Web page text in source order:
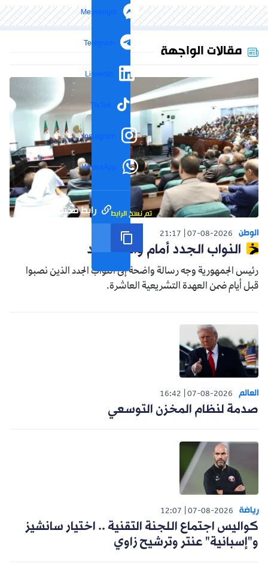
Messenger
Telegram
LinkedIn
TikTok
Instagram
WhatsApp
رابط مختصر تم نسخ الرابط
مقالات الواجهة
الوطن 07-08-2026
21:17
النواب الجدد أمام واقع جديد
رئيس الجمهورية وجه رسالة واضحة إلى النواب الجدد الذين نصبوا
قبل أيام ضمن العهدة التشريعية العاشرة.
العالم 07-08-2026
16:42
صدمة لنظام المخزن التوسعي
رياضة 07-08-2026
12:07
كواليس اجتماع اللجنة التقنية .. اختيار سانشيز
و"إسبانية" عنتر وترشيح زاوي